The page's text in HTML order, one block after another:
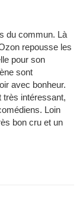
du commun. Là
repousse les
pour son
sont
avec bonheur.
très intéressant,
Loin
bon cru et un